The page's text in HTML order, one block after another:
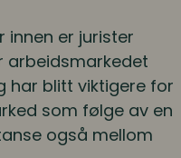
er jurister
arbeidsmarkedet
har blitt viktigere for
som følge av en
også mellom